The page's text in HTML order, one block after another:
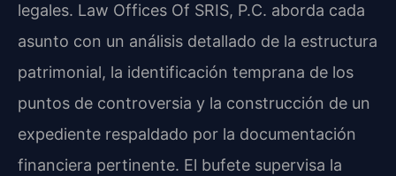
legales. Law Offices Of SRIS, P.C. aborda cada
asunto con un análisis detallado de la estructura
patrimonial, la identificación temprana de los
puntos de controversia y la construcción de un
expediente respaldado por la documentación
financiera pertinente. El bufete supervisa la